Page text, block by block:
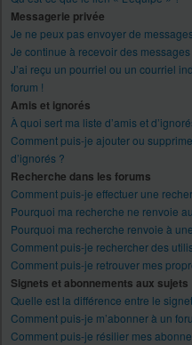
Messagerie privée
Je ne peux pas envoyer de
Je continue à recevoir des
J’ai reçu un pourriel ou un courriel
forum !
Amis et ignorés
À quoi sert ma liste d’amis et
Comment puis-je ajouter ou
d’ignorés ?
Recherche dans les forums
Comment puis-je effectuer une
Pourquoi ma recherche ne renvoie
Pourquoi ma recherche renvoie à
Comment puis-je rechercher des
Comment puis-je retrouver mes
Signets et abonnements aux sujets
Quelle est la différence entre le
Comment puis-je m’abonner à un
Comment puis-je résilier mes